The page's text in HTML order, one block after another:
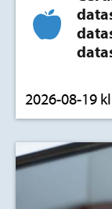
2026-08-19